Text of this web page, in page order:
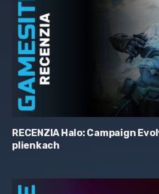
RECENZIA Halo: Campaign
plienkach